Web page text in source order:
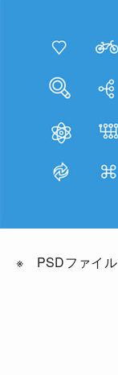
※ PSDファイル